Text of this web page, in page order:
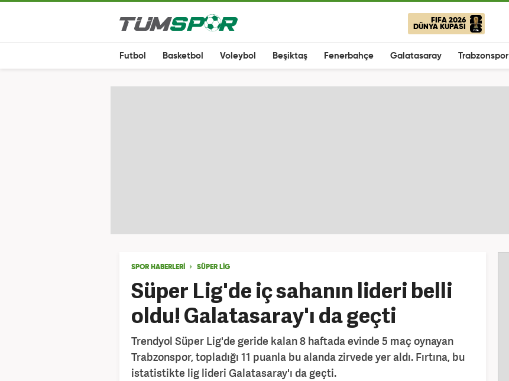
FIFA 2026
DÜNYA KUPASI
Futbol Basketbol Voleybol Beşiktaş Fenerbahçe Galatasaray Trabzonspor
SPOR HABERLERİ SÜPER LİG
Süper Lig'de iç sahanın lideri belli
oldu! Galatasaray'ı da geçti
Trendyol Süper Lig'de geride kalan 8 haftada evinde 5 maç oynayan
Trabzonspor, topladığı 11 puanla bu alanda zirvede yer aldı. Fırtına, bu
istatistikte lig lideri Galatasaray'ı da geçti.